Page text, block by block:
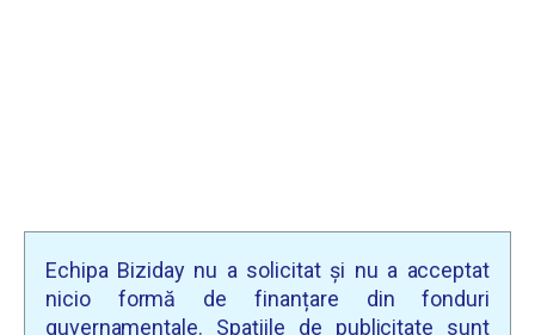
Echipa Biziday nu a solicitat și nu a acceptat
nicio formă de finanțare din fonduri
guvernamentale. Spațiile de publicitate sunt